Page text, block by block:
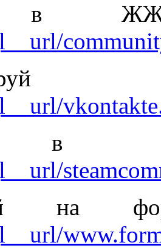
в
в
на